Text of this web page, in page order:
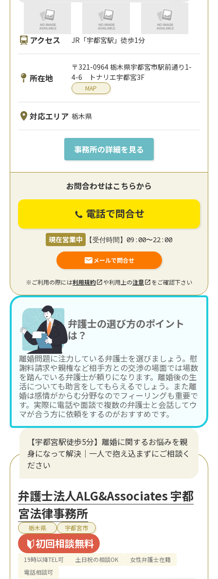
アクセス JR「宇都宮駅」徒歩1分
所在地
〒321-0964 栃木県宇都宮市駅前通り1-
4-6 トナリエ宇都宮3F
MAP
対応エリア 栃木県
事務所の詳細を見る
お問合わせはこちらから
電話で問合せ
現在営業中 【受付時間】09:00〜22:00
メールで問合せ
※ご利用の際には利用規約 や利用上の注意 をご確認下さい
弁護士の選び方のポイント
は？
離婚問題に注力している弁護士を選びましょう。慰
謝料請求や親権など相手方との交渉の場面では場数
を踏んでいる弁護士が頼りになります。離婚後の生
活についても助言をしてもらえるでしょう。また離
婚は感情がからむ分野なのでフィーリングも重要で
す。実際に電話や面談で複数の弁護士と会話してウ
マが合う方に依頼をするのがおすすめです。
【宇都宮駅徒歩5分】離婚に関するお悩みを親
身になって解決｜一人で抱え込まずにご相談く
ださい
弁護士法人ALG&Associates 宇都
宮法律事務所
栃木県 宇都宮市
初回相談無料
19時以降TEL可 土日祝の相談OK
女性弁護士在籍
電話相談可